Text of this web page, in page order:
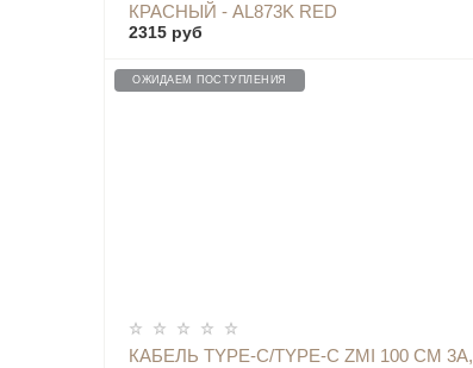
КРАСНЫЙ - AL873K RED
2315 руб
ОЖИДАЕМ ПОСТУПЛЕНИЯ
КАБЕЛЬ TYPE-C/TYPE-C ZMI 100 СМ 3A,
ОПОВЕСТИТЬ